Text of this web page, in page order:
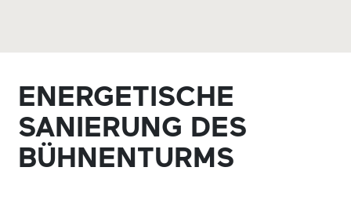
ENERGETISCHE
SANIERUNG DES
BÜHNENTURMS